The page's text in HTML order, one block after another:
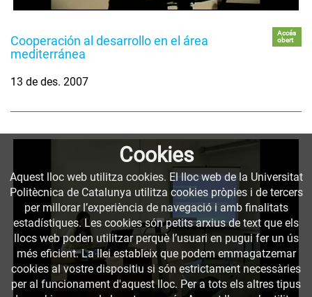
Cooperación al desarrollo en el área
mediterránea
Accés
obert
13 de des. 2007
Cookies
Aquest lloc web utilitza cookies. El lloc web de la Universitat
Politècnica de Catalunya utilitza cookies pròpies i de tercers
per millorar l’experiència de navegació i amb finalitats
estadístiques. Les cookies són petits arxius de text que els
llocs web poden utilitzar perquè l’usuari en pugui fer un ús
més eficient. La llei estableix que podem emmagatzemar
cookies al vostre dispositiu si són estrictament necessàries
per al funcionament d'aquest lloc. Per a tots els altres tipus